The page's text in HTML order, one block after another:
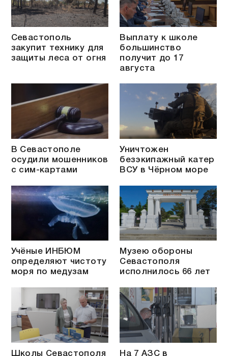
Севастополь
закупит технику для
защиты леса от огня
Выплату к школе
большинство
получит до 17
августа
В Севастополе
осудили мошенников
с сим-картами
Уничтожен
безэкипажный катер
ВСУ в Чёрном море
Учёные ИНБЮМ
определяют чистоту
моря по медузам
Музею обороны
Севастополя
исполнилось 66 лет
Школы Севастополя На 7 АЗС в